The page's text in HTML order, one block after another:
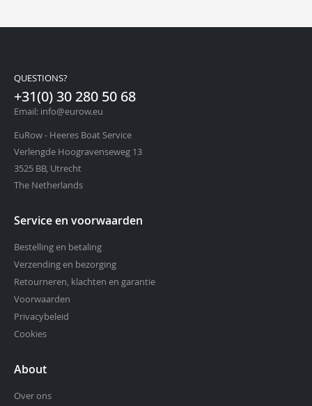
QUESTIONS?
+31(0) 30 280 50 68
Email: info@eurow.eu
EuRow - Heeres Boat Service
Verlengde Hoogravenseweg 13
3525 BB, Utrecht
The Netherlands
Service en voorwaarden
Bestelling en betaling
Verzending en bezorging
Retourneren, klachten en garantie
Voorwaarden
Privacybeleid
Cookies
About
Over ons